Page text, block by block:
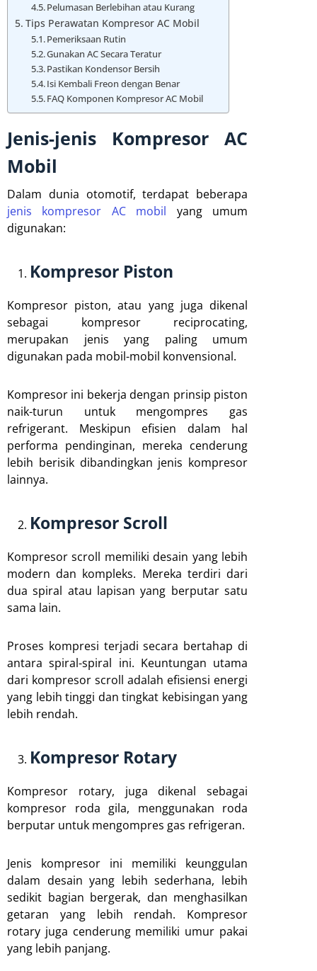
Pelumasan Berlebihan atau Kurang
Tips Perawatan Kompresor AC Mobil
Pemeriksaan Rutin
Gunakan AC Secara Teratur
Pastikan Kondensor Bersih
Isi Kembali Freon dengan Benar
FAQ Komponen Kompresor AC Mobil
Jenis-jenis Kompresor AC
Mobil
Dalam dunia otomotif, terdapat beberapa
jenis kompresor AC mobil yang umum
digunakan:
Kompresor Piston
Kompresor piston, atau yang juga dikenal
sebagai kompresor reciprocating,
merupakan jenis yang paling umum
digunakan pada mobil-mobil konvensional.
Kompresor ini bekerja dengan prinsip piston
naik-turun untuk mengompres gas
refrigerant. Meskipun efisien dalam hal
performa pendinginan, mereka cenderung
lebih berisik dibandingkan jenis kompresor
lainnya.
Kompresor Scroll
Kompresor scroll memiliki desain yang lebih
modern dan kompleks. Mereka terdiri dari
dua spiral atau lapisan yang berputar satu
sama lain.
Proses kompresi terjadi secara bertahap di
antara spiral-spiral ini. Keuntungan utama
dari kompresor scroll adalah efisiensi energi
yang lebih tinggi dan tingkat kebisingan yang
lebih rendah.
Kompresor Rotary
Kompresor rotary, juga dikenal sebagai
kompresor roda gila, menggunakan roda
berputar untuk mengompres gas refrigeran.
Jenis kompresor ini memiliki keunggulan
dalam desain yang lebih sederhana, lebih
sedikit bagian bergerak, dan menghasilkan
getaran yang lebih rendah. Kompresor
rotary juga cenderung memiliki umur pakai
yang lebih panjang.